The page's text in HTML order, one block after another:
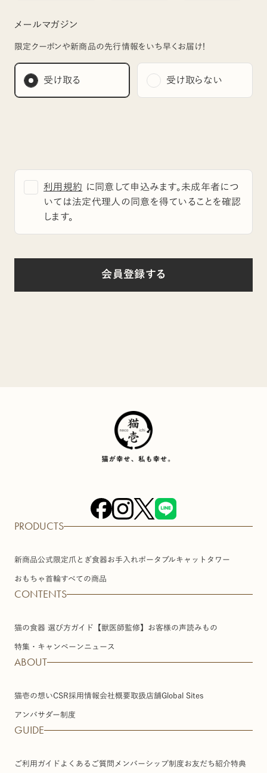
メールマガジン
限定クーポンや新商品の先行情報をいち早くお届け！
受け取る 受け取らない
利用規約 に同意して申込みます。未成年者につ
いては法定代理人の同意を得ていることを確認
します。
会員登録する
PRODUCTS
新商品公式限定爪とぎ食器お手入れポータブル キャットタワー
おもちゃ首輪すべての商品
CONTENTS
猫の食器 選び方ガイド【獣医師監修】 お客様の声読みもの
特集・キャンペーンニュース
ABOUT
猫壱の想いCSR採用情報会社概要取扱店舗Global Sites
アンバサダー制度
GUIDE
ご利用ガイド よくあるご質問 メンバーシップ制度お友だち紹介特典